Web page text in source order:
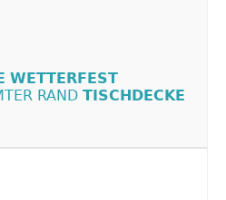
WETTERFEST
RAND TISCHDECKE